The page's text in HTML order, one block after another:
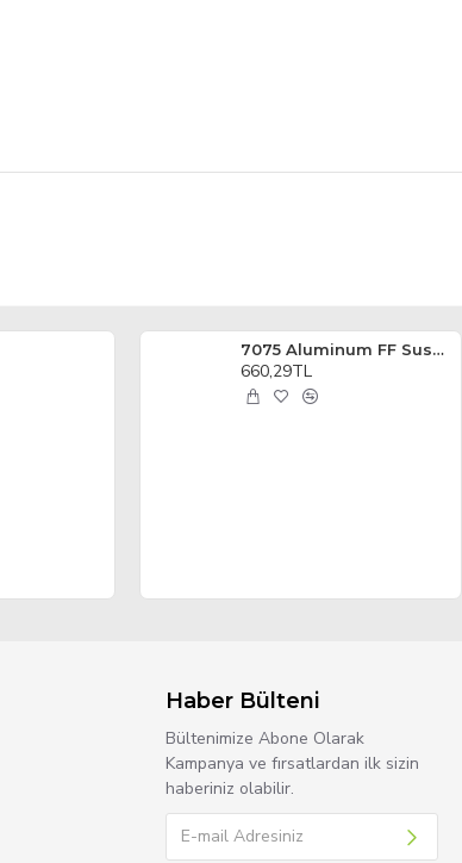
7075 Aluminum FF Suspension Mount 1.5 Degree For 3racing Sakura Ultimate
660,29TL
Haber Bülteni
Bültenimize Abone Olarak
Kampanya ve fırsatlardan ilk sizin
haberiniz olabilir.